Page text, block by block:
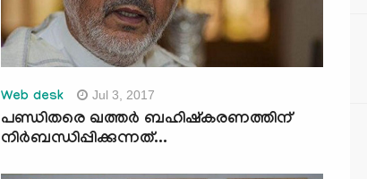
Web desk Jul 3, 2017
പണ്ഡിതരെ ഖത്തര്‍ ബഹിഷ്‌കരണത്തിന്
നിര്‍ബന്ധിപ്പിക്കുന്നത്...